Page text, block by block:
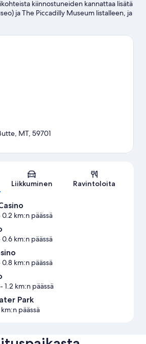
kiinnostuneiden kannattaa lisätä
ja The Piccadilly Museum listalleen, ja
kuuluu Spirit Of Columbia
arvoisia. Lähde pelaamaan
Kartta
MT, 59701
Liikkuminen Ravintoloita
0.2 km:n päässä
0.6 km:n päässä
0.8 km:n päässä
- 1.2 km:n päässä
Park
km:n päässä